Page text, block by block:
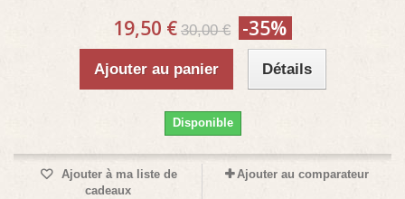
19,50 € 30,00 € -35%
Ajouter au panier Détails
Disponible
Ajouter à ma liste de
cadeaux
Ajouter au comparateur